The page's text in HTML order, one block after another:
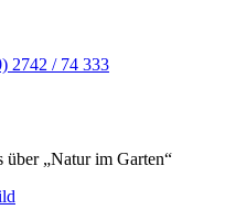
2742 / 74 333
über „Natur im Garten“